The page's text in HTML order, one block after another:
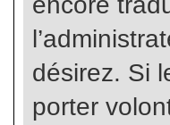
désirez. Si
porter